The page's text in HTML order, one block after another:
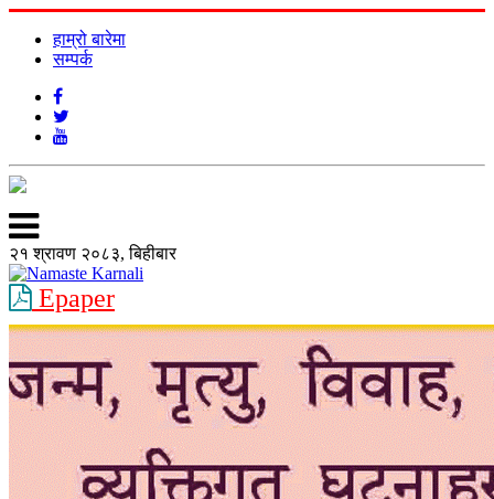
हाम्रो बारेमा
सम्पर्क
२१ श्रावण २०८३, बिहीबार
Epaper